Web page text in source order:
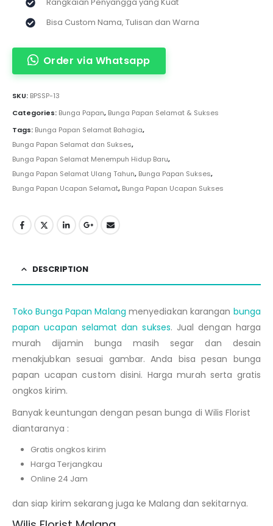
Bisa Custom Nama, Tulisan dan Warna
Order via Whatsapp
SKU: BPSSP-13
Categories: Bunga Papan, Bunga Papan Selamat & Sukses
Tags: Bunga Papan Selamat Bahagia,
Bunga Papan Selamat dan Sukses,
Bunga Papan Selamat Menempuh Hidup Baru,
Bunga Papan Selamat Ulang Tahun, Bunga Papan Sukses,
Bunga Papan Ucapan Selamat, Bunga Papan Ucapan Sukses
DESCRIPTION
Toko Bunga Papan Malang menyediakan karangan bunga
papan ucapan selamat dan sukses. Jual dengan harga
murah dijamin bunga masih segar dan desain
menakjubkan sesuai gambar. Anda bisa pesan bunga
papan ucapan custom disini. Harga murah serta gratis
ongkos kirim.
Banyak keuntungan dengan pesan bunga di Wilis Florist
diantaranya :
Gratis ongkos kirim
Harga Terjangkau
Online 24 Jam
dan siap kirim sekarang juga ke Malang dan sekitarnya.